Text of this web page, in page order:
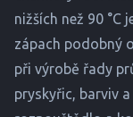
nižších než 90 °C
zápach podobný
při výrobě řady
pryskyřic, barviv